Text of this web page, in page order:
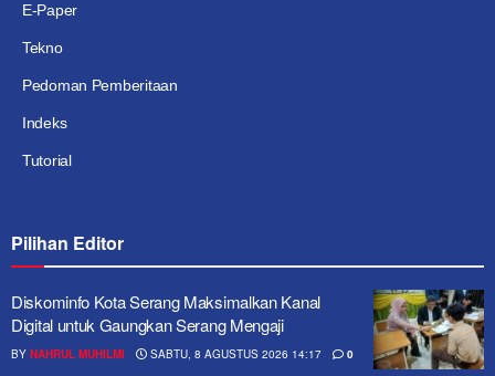
E-Paper
Tekno
Pedoman Pemberitaan
Indeks
Tutorial
Pilihan Editor
Diskominfo Kota Serang Maksimalkan Kanal
Digital untuk Gaungkan Serang Mengaji
BY NAHRUL MUHILMI SABTU, 8 AGUSTUS 2026 14:17 0